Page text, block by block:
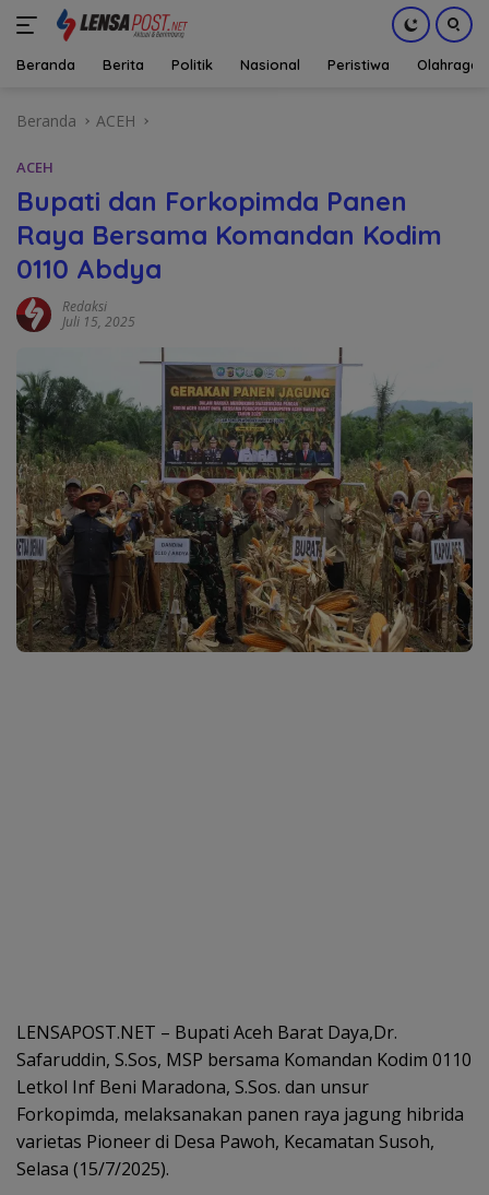
Beranda Berita Politik Nasional Peristiwa Olahraga
Beranda ACEH
ACEH
Bupati dan Forkopimda Panen
Raya Bersama Komandan Kodim
0110 Abdya
Redaksi
Juli 15, 2025
LENSAPOST.NET – Bupati Aceh Barat Daya,Dr.
Safaruddin, S.Sos, MSP bersama Komandan Kodim 0110
Letkol Inf Beni Maradona, S.Sos. dan unsur
Forkopimda, melaksanakan panen raya jagung hibrida
varietas Pioneer di Desa Pawoh, Kecamatan Susoh,
Selasa (15/7/2025).